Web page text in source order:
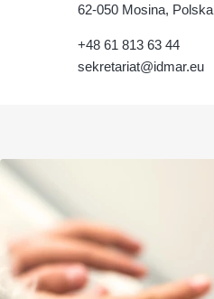
62-050 Mosina, Polska
+48 61 813 63 44
sekretariat@idmar.eu